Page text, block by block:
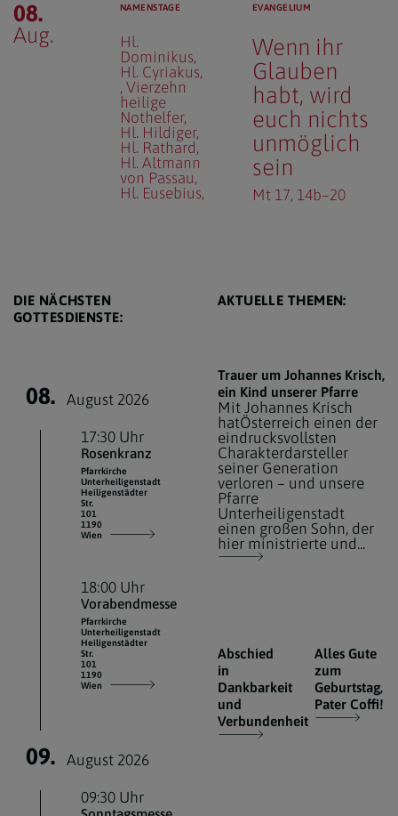
08.
Aug.
NAMENSTAGE
Hl.
Dominikus
Hl. Cyriakus
Vierzehn
heilige
Nothelfer
Hl. Hildiger
Hl. Rathard
Hl. Altmann
von Passau
Hl. Eusebius
EVANGELIUM
Wenn ihr
Glauben
habt, wird
euch nichts
unmöglich
sein
Mt 17, 14b–20
AKTUELLE THEMEN:
Trauer um Johannes Krisch,
ein Kind unserer Pfarre
Mit Johannes Krisch
hatÖsterreich einen der
eindrucksvollsten
Charakterdarsteller
seiner Generation
verloren – und unsere
Pfarre
Unterheiligenstadt
einen großen Sohn, der
hier ministrierte und...
Abschied
in
Dankbarkeit
und
Verbundenheit
Alles Gute
zum
Geburtstag,
Pater Coffi!
DIE NÄCHSTEN
GOTTESDIENSTE:
08. August 2026
17:30 Uhr
Rosenkranz
Pfarrkirche
Unterheiligenstadt
Heiligenstädter
Str.
101
1190
Wien
18:00 Uhr
Vorabendmesse
Pfarrkirche
Unterheiligenstadt
Heiligenstädter
Str.
101
1190
Wien
09. August 2026
09:30 Uhr